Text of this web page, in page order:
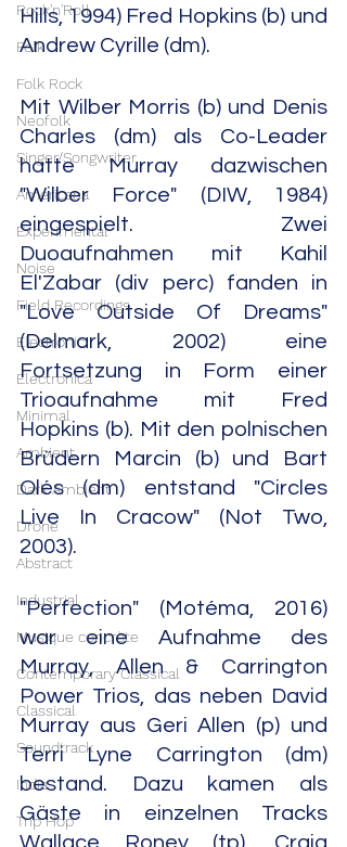
Rock'n'Roll
Folk
Folk Rock
Neofolk
Singer/Songwriter
Americana
Experimental
Noise
Field Recordings
Electronic
Electronica
Minimal
Ambient
Dark Ambient
Drone
Abstract
Industrial
Musique concrète
Contemporary Classical
Classical
Soundtrack
India
Trip Hop
Hills, 1994) Fred Hopkins (b) und
Andrew Cyrille (dm).
Mit Wilber Morris (b) und Denis
Charles (dm) als Co-Leader
hatte Murray dazwischen
"Wilber Force" (DIW, 1984)
eingespielt. Zwei
Duoaufnahmen mit Kahil
El'Zabar (div perc) fanden in
"Love Outside Of Dreams"
(Delmark, 2002) eine
Fortsetzung in Form einer
Trioaufnahme mit Fred
Hopkins (b). Mit den polnischen
Brüdern Marcin (b) und Bart
Olés (dm) entstand "Circles
Live In Cracow" (Not Two,
2003).
"Perfection" (Motéma, 2016)
war eine Aufnahme des
Murray, Allen & Carrington
Power Trios, das neben David
Murray aus Geri Allen (p) und
Terri Lyne Carrington (dm)
bestand. Dazu kamen als
Gäste in einzelnen Tracks
Wallace Roney (tp), Craig